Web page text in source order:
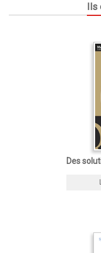
Ils
Des